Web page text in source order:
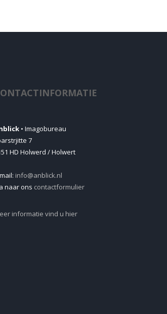
• Imagobureau
7
HD Holwerd / Holwert
info@anblick.nl
naar ons contactformulier
informatie vind u hier